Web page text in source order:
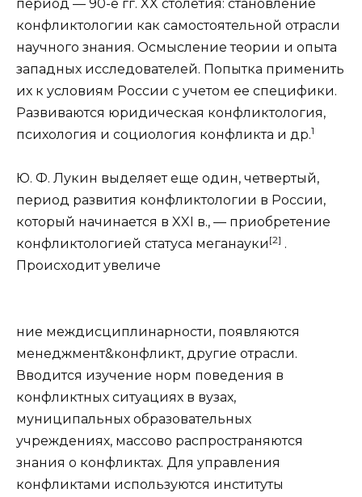
период — 90-е гг. XX столетия: становление
конфликтологии как самостоятельной отрасли
научного знания. Осмысление теории и опыта
западных исследователей. Попытка применить
их к условиям России с учетом ее специфики.
Развиваются юридическая конфликтология,
психология и социология конфликта и др.1
Ю. Ф. Лукин выделяет еще один, четвертый,
период развития конфликтологии в России,
который начинается в XXI в., — приобретение
конфликтологией статуса меганауки [2] .
Происходит увеличе
ние междисциплинарности, появляются
менеджмент&конфликт, другие отрасли.
Вводится изучение норм поведения в
конфликтных ситуациях в вузах,
муниципальных образовательных
учреждениях, массово распространяются
знания о конфликтах. Для управления
конфликтами используются институты